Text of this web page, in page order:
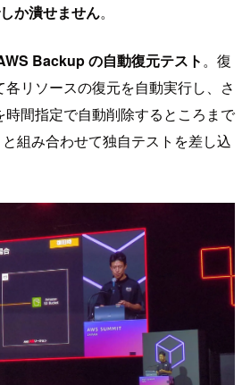
か潰せません。
Backup の自動復元テスト。復
リソースの復元を自動実行し、さ
時間指定で自動削除するところまで
組み合わせて独自テストを差し込